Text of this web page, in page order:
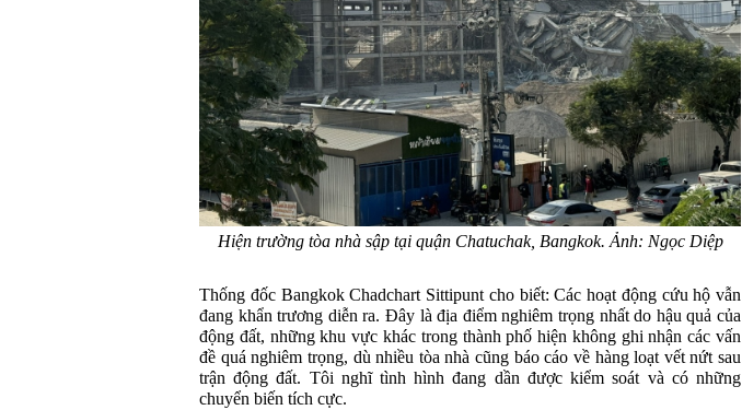
Hiện trường tòa nhà sập tại quận Chatuchak, Bangkok. Ảnh: Ngọc Diệp
Thống đốc Bangkok Chadchart Sittipunt cho biết: Các hoạt động cứu hộ vẫn
đang khẩn trương diễn ra. Đây là địa điểm nghiêm trọng nhất do hậu quả của
động đất, những khu vực khác trong thành phố hiện không ghi nhận các vấn
đề quá nghiêm trọng, dù nhiều tòa nhà cũng báo cáo về hàng loạt vết nứt sau
trận động đất. Tôi nghĩ tình hình đang dần được kiểm soát và có những
chuyển biến tích cực.